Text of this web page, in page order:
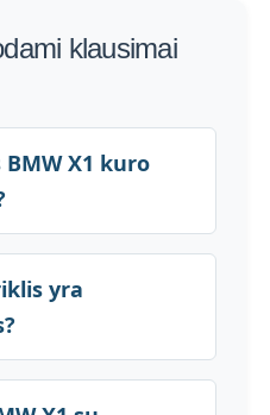
klausimai
X1 kuro
yra